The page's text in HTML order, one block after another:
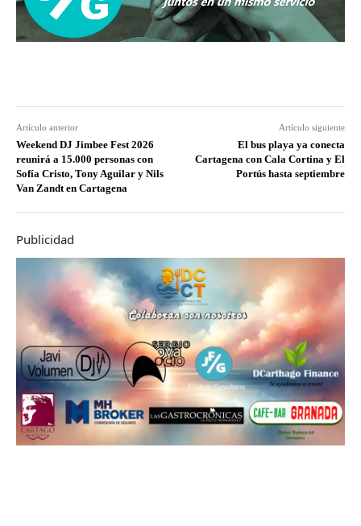
Artículo anterior
Weekend DJ Jimbee Fest 2026
reunirá a 15.000 personas con
Sofía Cristo, Tony Aguilar y Nils
Van Zandt en Cartagena
Artículo siguiente
El bus playa ya conecta
Cartagena con Cala Cortina y El
Portús hasta septiembre
Publicidad